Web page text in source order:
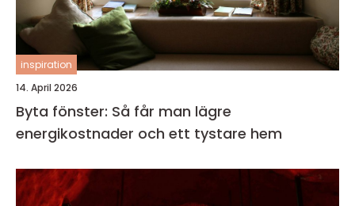
inspiration
14. April 2026
Byta fönster: Så får man lägre
energikostnader och ett tystare hem